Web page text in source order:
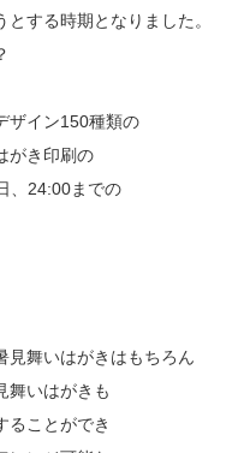
する時期となりました。
ザイン150種類の
がき印刷の
、24:00までの
見舞いはがきはもちろん
舞いはがきも
ることができ